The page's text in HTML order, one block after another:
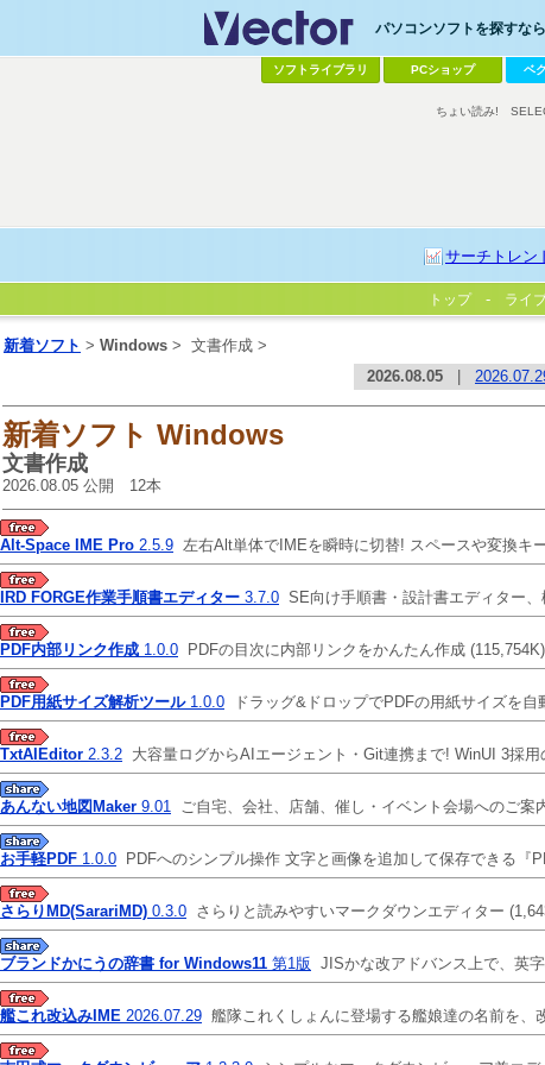
パソコンソフトを探すな
ソフトライブラリ PCショップ ベ
サーチトレン
ちょい読み!
トップ ライ
新着ソフト > Windows > 文書作成 >
2026.08.05
新着ソフト Windows
文書作成
2026.08.05 公開 12本
Alt-Space IME Pro 2.5.9 左右Alt単体でIMEを瞬時に切替! スペースや変換キ
IRD FORGE作業手順書エディター 3.7.0 SE向け手順書・設計書エディター
PDF内部リンク作成 1.0.0 PDFの目次に内部リンクをかんたん作成 (115,754K)
PDF用紙サイズ解析ツール1.0.0 ドラッグ&ドロップでPDFの用紙サイズを自
TxtAIEditor 2.3.2 大容量ログからAIエージェント・Git連携まで! WinUI 3採
あんない地図Maker 9.01 ご自宅、会社、店舗、催し・イベント会場へのご案
お手軽PDF 1.0.0 PDFへのシンプル操作 文字と画像を追加して保存できる『
さらりMD(SarariMD) 0.3.0 さらりと読みやすいマークダウンエディター
ブランドかにうの辞書 for Windows11 第1版 JISかな改アドバンス上で、英
艦これ改込みIME 2026.07.29 艦隊これくしょんに登場する艦娘達の名前を